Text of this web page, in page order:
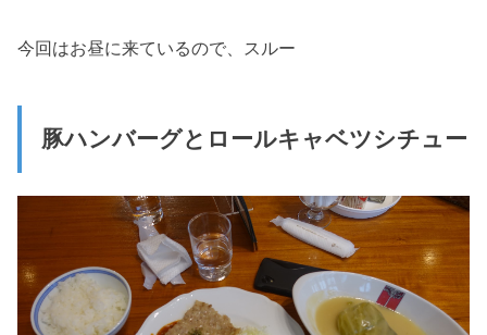
今回はお昼に来ているので、スルー
豚ハンバーグとロールキャベツシチュー